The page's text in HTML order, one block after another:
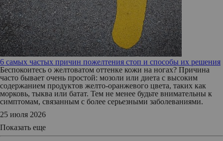
6 самых частых причин пожелтения стоп и способы их решения
Беспокоитесь о желтоватом оттенке кожи на ногах? Причина
часто бывает очень простой: мозоли или диета с высоким
содержанием продуктов желто-оранжевого цвета, таких как
морковь, тыква или батат. Тем не менее будьте внимательны к
симптомам, связанным с более серьезными заболеваниями.
25 июля 2026
Показать еще